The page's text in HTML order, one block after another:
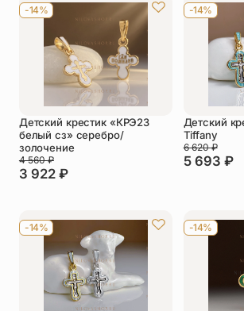
-14%
Детский крестик «КРЭ23
белый сз» серебро/
золочение
3 922 ₽
4 560₽
-14%
Детский
Tiffany
5 693 ₽
6 620₽
-14% -14%